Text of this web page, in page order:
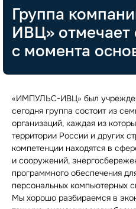
Группа
ИВЦ» отмечает
с момента
«ИМПУЛЬС-ИВЦ» был
сегодня группа состоит из
организаций, каждая из
территории России и других
компетенции находятся в
и сооружений,
программного обеспечения
персональных компьютерных
Мы хорошо разбираемся в